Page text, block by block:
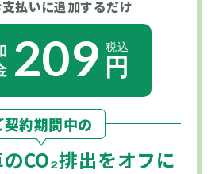
払いに追加するだけ
209
契約期間中の
CO₂排出をオフに